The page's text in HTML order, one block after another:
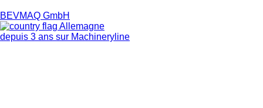
BEVMAQ GmbH
Allemagne
depuis 3 ans sur Machineryline